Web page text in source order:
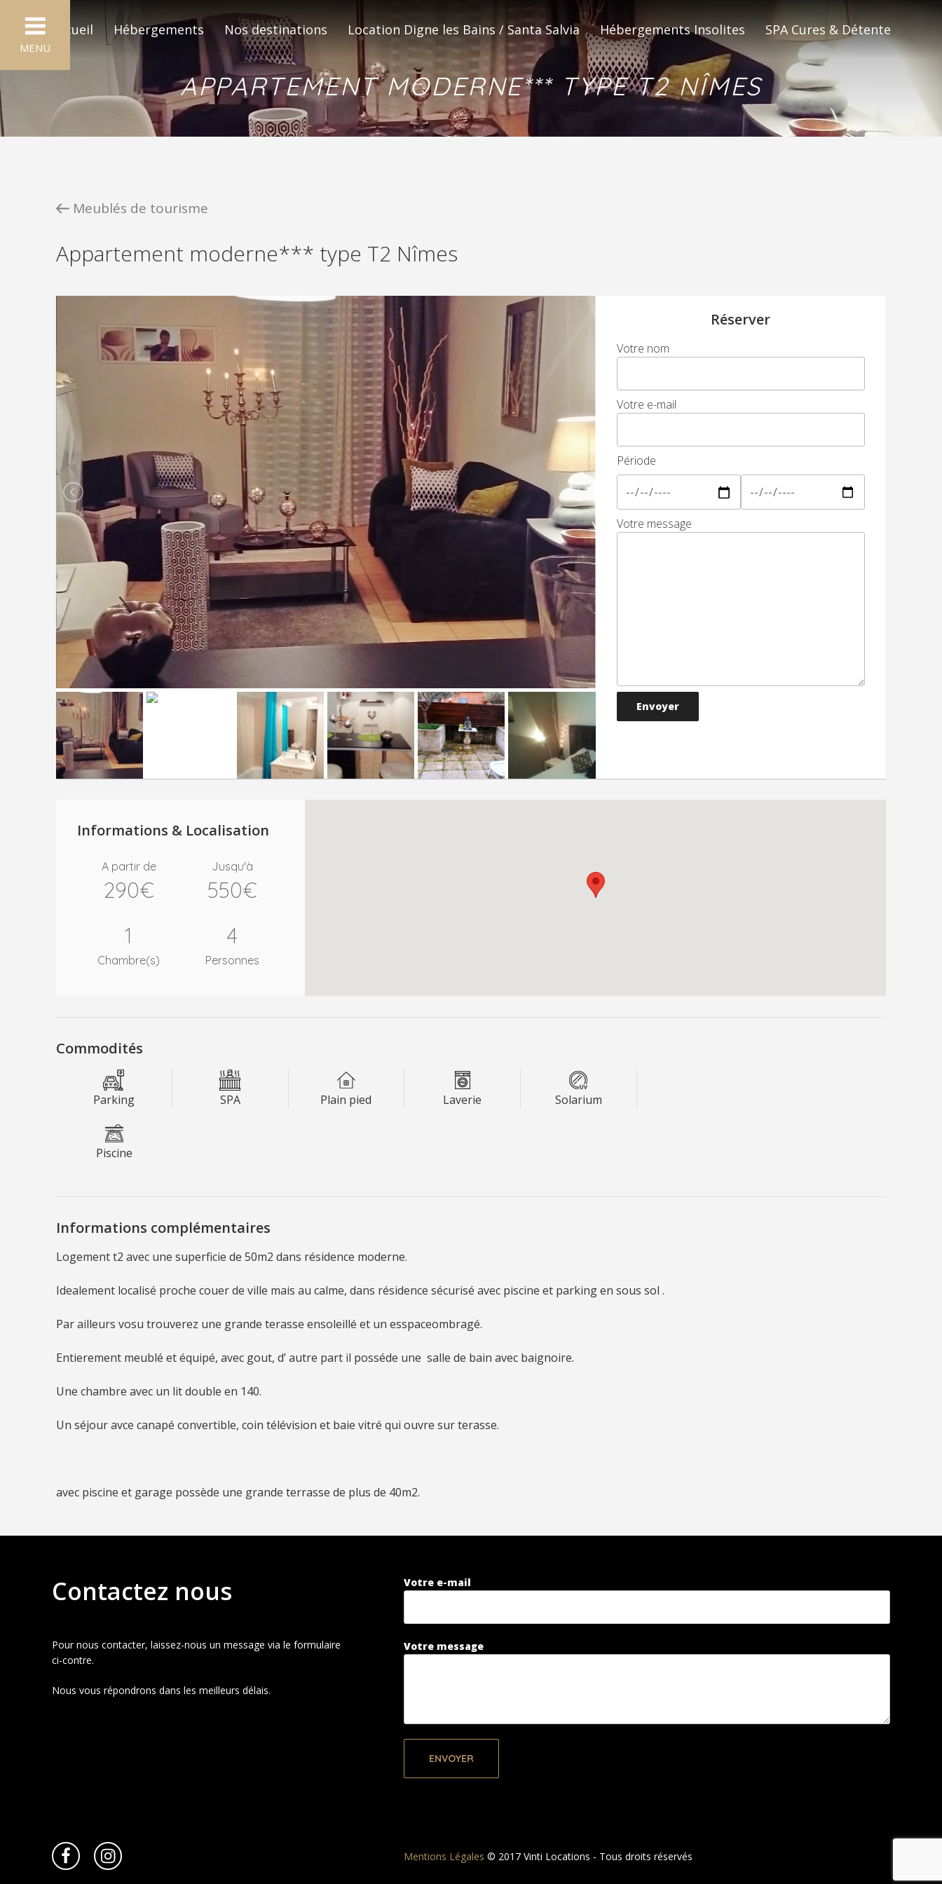
×
ACCUEIL
HÉBERGEMENT INSOLITE
SPA CURES & DÉTENTE
MENU
Accueil Hébergements Nos destinations Location Digne les Bains / Santa Salvia Hébergements Insolites SPA Cures & Détente
APPARTEMENT MODERNE*** TYPE T2 NÎMES
Meublés de tourisme
Appartement moderne*** type T2 Nîmes
Réserver
Votre nom
Votre e-mail
Période
Votre message
Informations & Localisation
A partir de
290€
Jusqu'à
550€
1
Chambre(s)
4
Personnes
Commodités
Parking SPA Plain pied Laverie Solarium
Piscine
Informations complémentaires
Logement t2 avec une superficie de 50m2 dans résidence moderne.
Idealement localisé proche couer de ville mais au calme, dans résidence sécurisé avec piscine et parking en sous sol .
Par ailleurs vosu trouverez une grande terasse ensoleillé et un esspaceombragé.
Entierement meublé et équipé, avec gout, d’ autre part il posséde une salle de bain avec baignoire.
Une chambre avec un lit double en 140.
Un séjour avce canapé convertible, coin télévision et baie vitré qui ouvre sur terasse.
avec piscine et garage possède une grande terrasse de plus de 40m2.
Contactez nous
Pour nous contacter, laissez-nous un message via le formulaire
ci-contre.
Nous vous répondrons dans les meilleurs délais.
Votre e-mail
Votre message
FacebookInstagram Mentions Légales © 2017 Vinti Locations - Tous droits réservés